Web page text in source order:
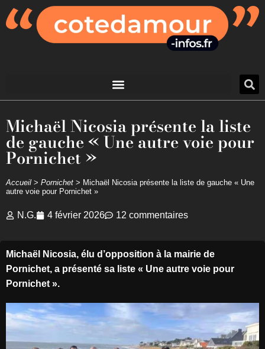
Michaël Nicosia présente la liste
de gauche « Une autre voie pour
Pornichet »
Accueil > Pornichet > Michaël Nicosia présente la liste de gauche « Une
autre voie pour Pornichet »
N.G. 4 février 2026 12 commentaires
Michaël Nicosia, élu d’opposition à la mairie de
Pornichet, a présenté sa liste « Une autre voie pour
Pornichet ».